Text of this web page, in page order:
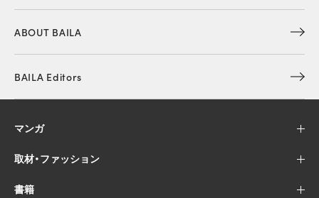
ABOUT BAILA
BAILA Editors
マンガ
取材・ファッション
書籍